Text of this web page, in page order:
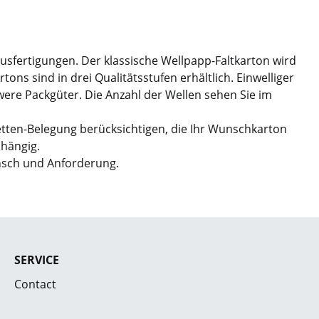
Der klassische Wellpapp-Faltkarton wird
sind in drei Qualitätsstufen erhältlich. Einwelliger
Packgüter. Die Anzahl der Wellen sehen Sie im
Belegung berücksichtigen, die Ihr Wunschkarton
und Anforderung.
SERVICE
Contact